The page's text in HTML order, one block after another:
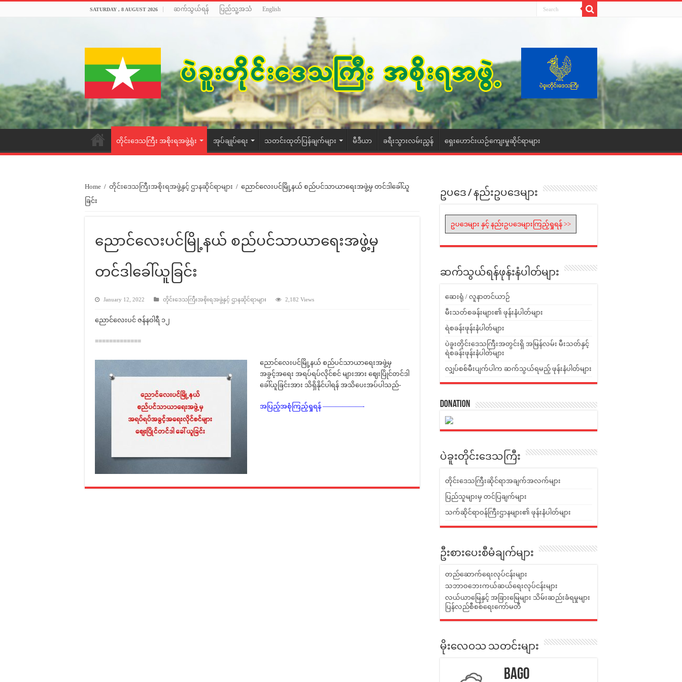
SATURDAY , 8 AUGUST 2026 ဆက်သွယ်ရန် ပြည်သူ့အသံ English
တိုင်းဒေသကြီး အစိုးရအဖွဲ့ရုံး အုပ်ချုပ်ရေး သတင်းထုတ်ပြန်ချက်များ မီဒီယာ ခရီးသွားလမ်းညွှန် ရှေးဟောင်းယဉ်ကျေးမှုဆိုင်ရာများ
Home / တိုင်းဒေသကြီးအစိုးရအဖွဲ့နှင့် ဌာနဆိုင်ရာများ / ညောင်လေးပင်မြို့နယ် စည်ပင်သာယာရေးအဖွဲ့မှ တင်ဒါခေါ်ယူ
ခြင်း
ညောင်လေးပင်မြို့နယ် စည်ပင်သာယာရေးအဖွဲ့မှ
တင်ဒါခေါ်ယူခြင်း
January 12, 2022 တိုင်းဒေသကြီးအစိုးရအဖွဲ့နှင့် ဌာနဆိုင်ရာများ 2,182 Views
ညောင်လေးပင် ဇန်နဝါရီ ၁၂
=============
ညောင်လေးပင်မြို့နယ် စည်ပင်သာယာရေးအဖွဲ့မှ
အခွင့်အရေး အရပ်ရပ်လိုင်စင် များအား ဈေးပြိုင်တင်ဒါ
ခေါ်ယူခြင်းအား သိရှိနိုင်ပါရန် အသိပေးအပ်ပါသည်-
အပြည့်အစုံကြည့်ရှုရန် ——————-
ဥပဒေ / နည်းဥပဒေများ
ဥပဒေများ နှင့် နည်းဥပဒေများကြည့်ရှုရန် >>
ဆက်သွယ်ရန်ဖုန်းနံပါတ်များ
ဆေးရုံ / လူနာတင်ယာဉ်
မီးသတ်စခန်းများ၏ ဖုန်းနံပါတ်များ
ရဲစခန်းဖုန်းနံပါတ်များ
ပဲခူးတိုင်းဒေသကြီးအတွင်းရှိ အမြန်လမ်း မီးသတ်နှင့်
ရဲစခန်းဖုန်းနံပါတ်များ
လျှပ်စစ်မီးပျက်ပါက ဆက်သွယ်ရမည့် ဖုန်းနံပါတ်များ
Donation
ပဲခူးတိုင်းဒေသကြီး
တိုင်းဒေသကြီးဆိုင်ရာအချက်အလက်များ
ပြည်သူများမှ တင်ပြချက်များ
သက်ဆိုင်ရာဝန်ကြီးဌာနများ၏ ဖုန်းနံပါတ်များ
ဦးစားပေးစီမံချက်များ
တည်ဆောက်ရေးလုပ်ငန်းများ
သဘာဝဘေးကယ်ဆယ်ရေးလုပ်ငန်းများ
လယ်ယာမြေနှင့် အခြားမြေများ သိမ်းဆည်းခံရမှုများ
ပြန်လည်စီစစ်ရေးကော်မတီ
မိုးလေဝသ သတင်းများ
Bago